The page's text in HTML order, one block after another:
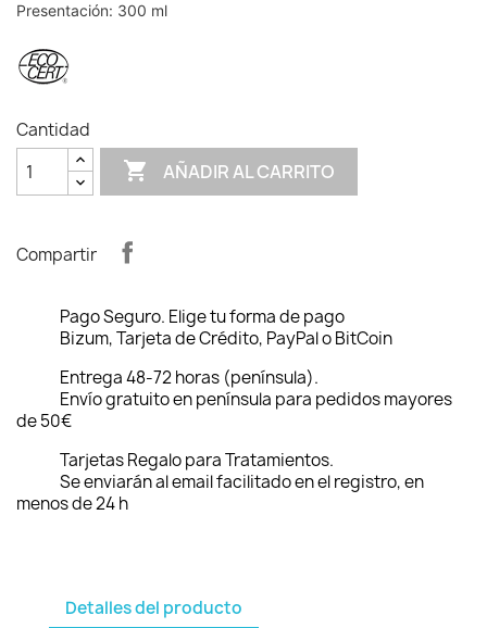
Presentación: 300 ml
Cantidad
 AÑADIR AL CARRITO
Compartir
Pago Seguro. Elige tu forma de pago
Bizum, Tarjeta de Crédito, PayPal o BitCoin
Entrega 48-72 horas (península).
Envío gratuito en península para pedidos mayores
de 50€
Tarjetas Regalo para Tratamientos.
Se enviarán al email facilitado en el registro, en
menos de 24 h
Detalles del producto